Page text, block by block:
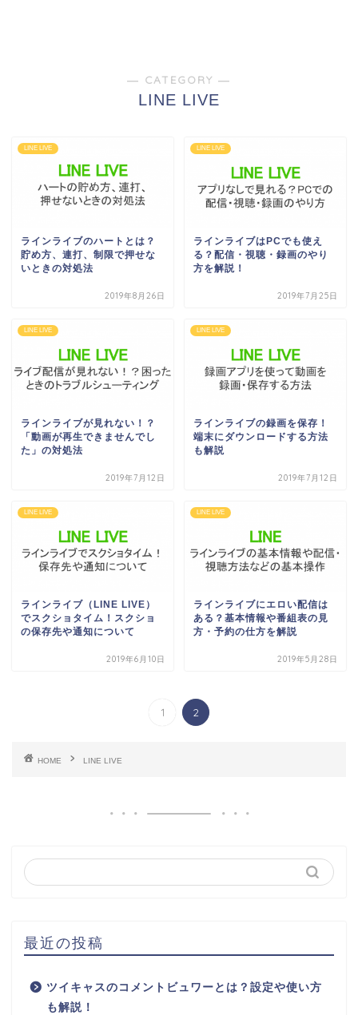
― CATEGORY ―
LINE LIVE
LINE LIVE
ラインライブのハートとは？
貯め方、連打、制限で押せな
いときの対処法
2019年8月26日
LINE LIVE
ラインライブはPCでも使え
る？配信・視聴・録画のやり
方を解説！
2019年7月25日
LINE LIVE
ラインライブが見れない！？
「動画が再生できませんでし
た」の対処法
2019年7月12日
LINE LIVE
ラインライブの録画を保存！
端末にダウンロードする方法
も解説
2019年7月12日
LINE LIVE
ラインライブ（LINE LIVE）
でスクショタイム！スクショ
の保存先や通知について
2019年6月10日
LINE LIVE
ラインライブにエロい配信は
ある？基本情報や番組表の見
方・予約の仕方を解説
2019年5月28日
1 2
HOME LINE LIVE
最近の投稿
ツイキャスのコメントビュワーとは？設定や使い方
も解説！